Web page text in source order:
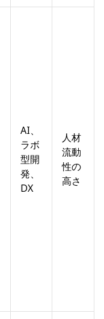
AI、
ラボ
型開
発、
DX
人材
流動
性の
高さ